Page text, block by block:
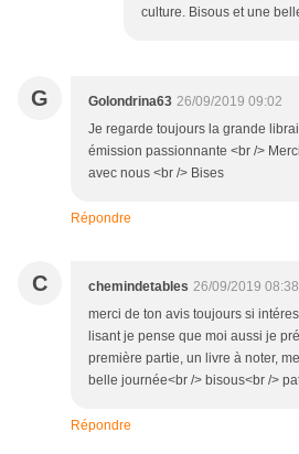
culture. Bisous et une
G Golondrina63 26/09/2019 09:02
Je regarde toujours la grande
émission passionnante <br />
avec nous <br /> Bises
Répondre
C chemindetables 26/09/2019 08:38
merci de ton avis toujours si
lisant je pense que moi aussi je
première partie, un livre à noter,
belle journée<br /> bisous<br />
Répondre